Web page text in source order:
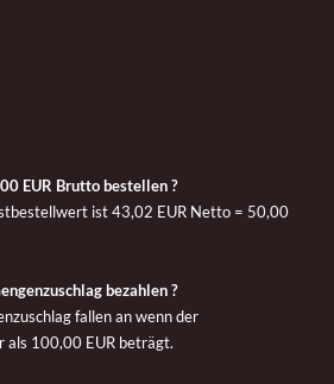
EUR Brutto bestellen ?
ist 43,02 EUR Netto = 50,00
bezahlen ?
fallen an wenn der
100,00 EUR beträgt.